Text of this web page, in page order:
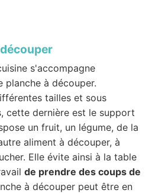
s'accompagne
planche à découper.
tailles et sous
cette dernière est le support
un fruit, un légume, de la
aliment à découper, à
Elle évite ainsi à la table
de prendre des coups de
à découper peut être en